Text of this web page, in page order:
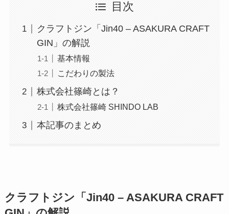
目次
クラフトジン「Jin40 – ASAKURA CRAFT
GIN」の解説
基本情報
こだわりの製法
株式会社篠崎とは？
株式会社篠崎 SHINDO LAB
本記事のまとめ
クラフトジン「Jin40 – ASAKURA CRAFT